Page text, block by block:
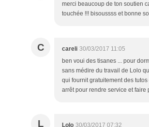
merci beaucoup de ton soutien
touchée !!! bisoussss et bonne
C careli 30/03/2017 11:05
ben voui des tisanes ... pour
sans médire du travail de Lolo
qui fournit gratuitement des
arrêt pour rendre service et faire
L Lolo 30/03/2017 07:32